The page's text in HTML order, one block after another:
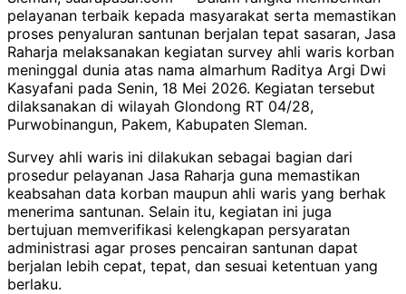
pelayanan terbaik kepada masyarakat serta memastikan
proses penyaluran santunan berjalan tepat sasaran, Jasa
Raharja melaksanakan kegiatan survey ahli waris korban
meninggal dunia atas nama almarhum Raditya Argi Dwi
Kasyafani pada Senin, 18 Mei 2026. Kegiatan tersebut
dilaksanakan di wilayah Glondong RT 04/28,
Purwobinangun, Pakem, Kabupaten Sleman.
Survey ahli waris ini dilakukan sebagai bagian dari
prosedur pelayanan Jasa Raharja guna memastikan
keabsahan data korban maupun ahli waris yang berhak
menerima santunan. Selain itu, kegiatan ini juga
bertujuan memverifikasi kelengkapan persyaratan
administrasi agar proses pencairan santunan dapat
berjalan lebih cepat, tepat, dan sesuai ketentuan yang
berlaku.